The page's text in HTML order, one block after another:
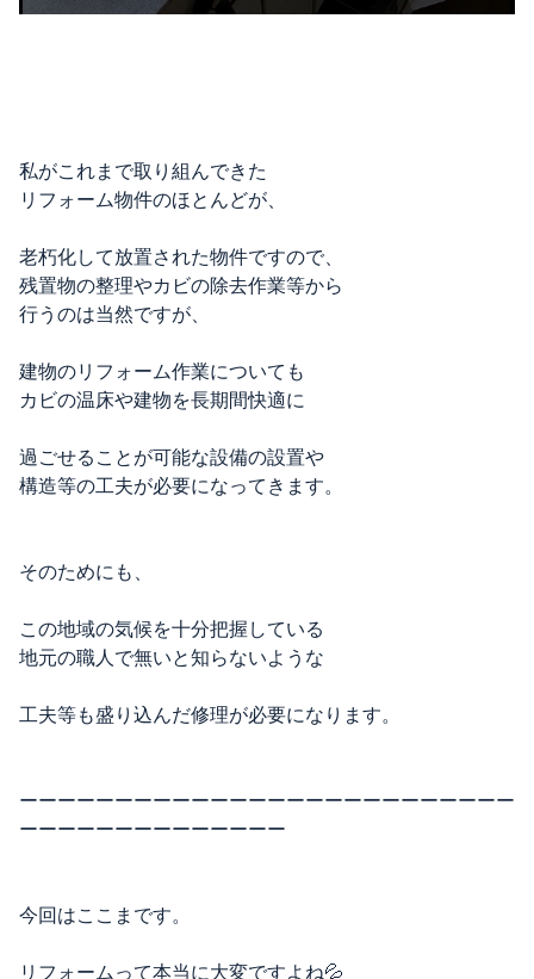
私がこれまで取り組んできた
リフォーム物件のほとんどが、
老朽化して放置された物件ですので、
残置物の整理やカビの除去作業等から
行うのは当然ですが、
建物のリフォーム作業についても
カビの温床や建物を長期間快適に
過ごせることが可能な設備の設置や
構造等の工夫が必要になってきます。
そのためにも、
この地域の気候を十分把握している
地元の職人で無いと知らないような
工夫等も盛り込んだ修理が必要になります。
ーーーーーーーーーーーーーーーーーーーーーーーーーー
ーーーーーーーーーーーーーー
今回はここまです。
リフォームって本当に大変ですよね💦